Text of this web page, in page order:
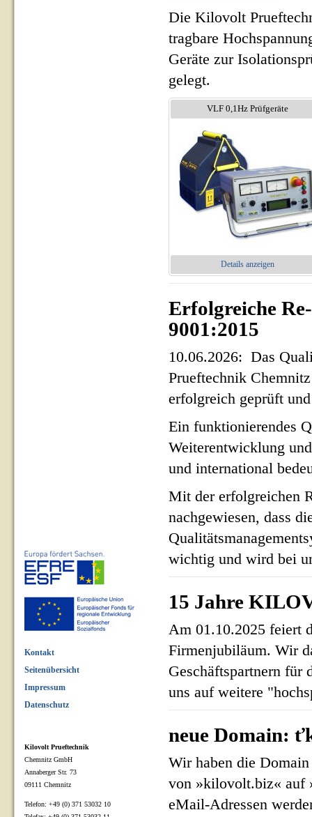
Die Kilovolt
tragbare
Geräte zur
gelegt.
VLF 0,1Hz Prüfgeräte
Details anzeigen
Erfolgreiche
9001:2015
10.06.2026: Das
Prueftechnik
erfolgreich geprüft
Ein funktionierendes
Weiterentwicklung
und international
Mit der erfolgreichen
nachgewiesen, dass
wichtig und wird bei
15 Jahre
Am 01.10.2025 feiert
Firmenjubiläum. Wir
Geschäftspartnern für
uns auf weitere
neue Domain:
Wir haben die
von »kilovolt.biz« auf
eMail-Adressen
Kontakt
Seitenübersicht
Impressum
Datenschutz
Kilovolt Prueftechnik
Chemnitz GmbH
Annaberger Str. 73
09111 Chemnitz
Telefon: +49 (0) 371 53032 10